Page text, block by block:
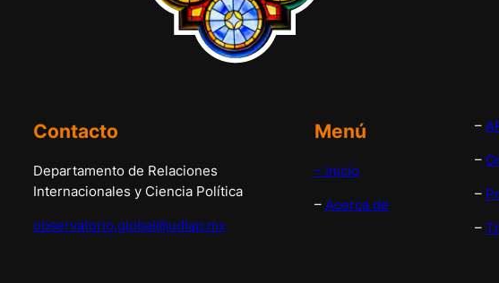
Contacto
Departamento de Relaciones
Internacionales y Ciencia Política
observatorio.global@udlap.mx
Menú
– Inicio
– Acerca de
–
–
–
–